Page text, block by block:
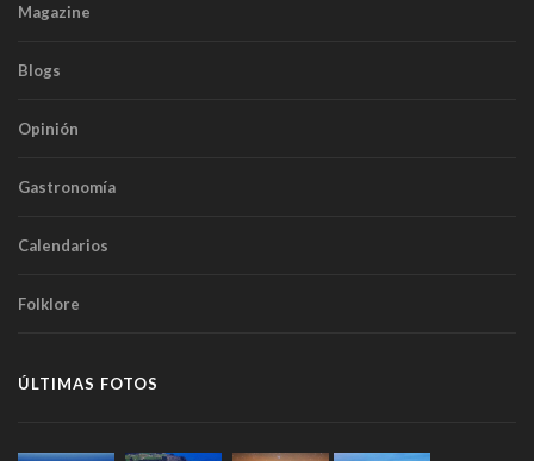
Magazine
Blogs
Opinión
Gastronomía
Calendarios
Folklore
ÚLTIMAS FOTOS